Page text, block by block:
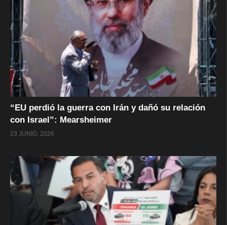
“EU perdió la guerra con Irán y dañó su relación
con Israel”: Mearsheimer
23 JUNIO, 2026